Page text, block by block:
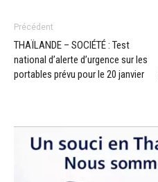
Précédent
THAÏLANDE – SOCIÉTÉ : Test
national d’alerte d’urgence sur les
portables prévu pour le 20 janvier